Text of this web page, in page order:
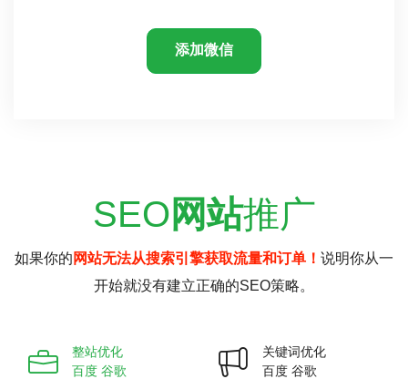
添加微信
SEO 网站推广
如果你的 网站无法从搜索引擎获取流量和订单！ 说明你从一
开始就没有建立正确的SEO策略。
整站优化
百度 谷歌
关键词优化
百度 谷歌